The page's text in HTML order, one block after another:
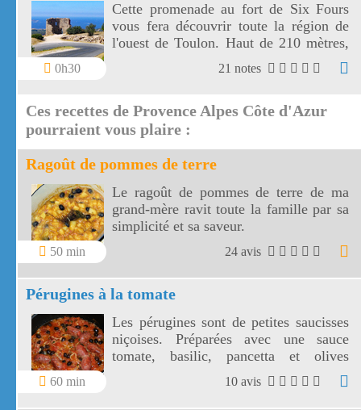
0h30
Cette promenade au fort de Six Fours
vous fera découvrir toute la région de
l'ouest de Toulon. Haut de 210 mètres,
le fort de Six Fours vous offre un vaste
panorama vers une côte découpée, des
de Marseille.
21 notes
Ces recettes de Provence Alpes Côte d'Azur
pourraient vous plaire :
Ragoût de pommes de terre
50 min
Le ragoût de pommes de terre de ma
grand-mère ravit toute la famille par sa
simplicité et sa saveur.
24 avis
Pérugines à la tomate
60 min
Les pérugines sont de petites saucisses
niçoises. Préparées avec une sauce
tomate, basilic, pancetta et olives
niçoises, vos pérugines vont
accompagner divinement vos pâtes
10 avis